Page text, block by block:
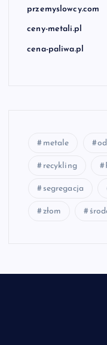
przemyslowcy.com
ceny-metali.pl
cena-paliwa.pl
metale
recykling
segregacja
złom